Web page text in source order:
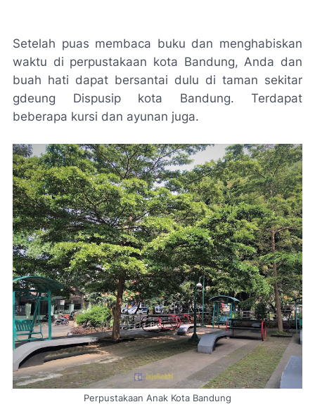
Setelah puas membaca buku dan menghabiskan
waktu di perpustakaan kota Bandung, Anda dan
buah hati dapat bersantai dulu di taman sekitar
gdeung Dispusip kota Bandung. Terdapat
beberapa kursi dan ayunan juga.
Perpustakaan Anak Kota Bandung